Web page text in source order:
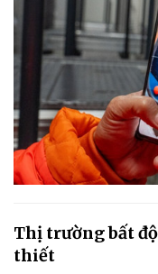
Thị trường bất
thiết